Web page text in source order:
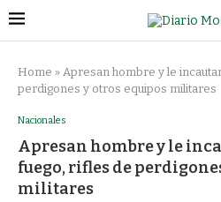
Home » Apresan hombre y le
perdigones y otros equipos militares
Nacionales
Apresan hombre y le
fuego, rifles de
militares